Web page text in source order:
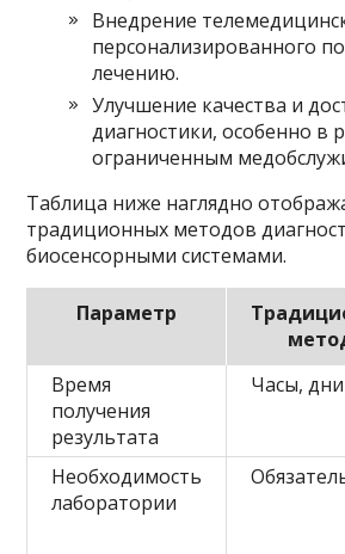
Внедрение
персонализированного
лечению.
Улучшение качества и
диагностики, особенно в
ограниченным
Таблица ниже наглядно
традиционных методов
биосенсорными системами.
Параметр
Время
получения
результата
Часы, дни
Необходимость
лаборатории